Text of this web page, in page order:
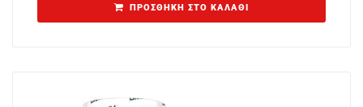
ΠΡΟΣΘΉΚΗ ΣΤΟ ΚΑΛΆΘΙ